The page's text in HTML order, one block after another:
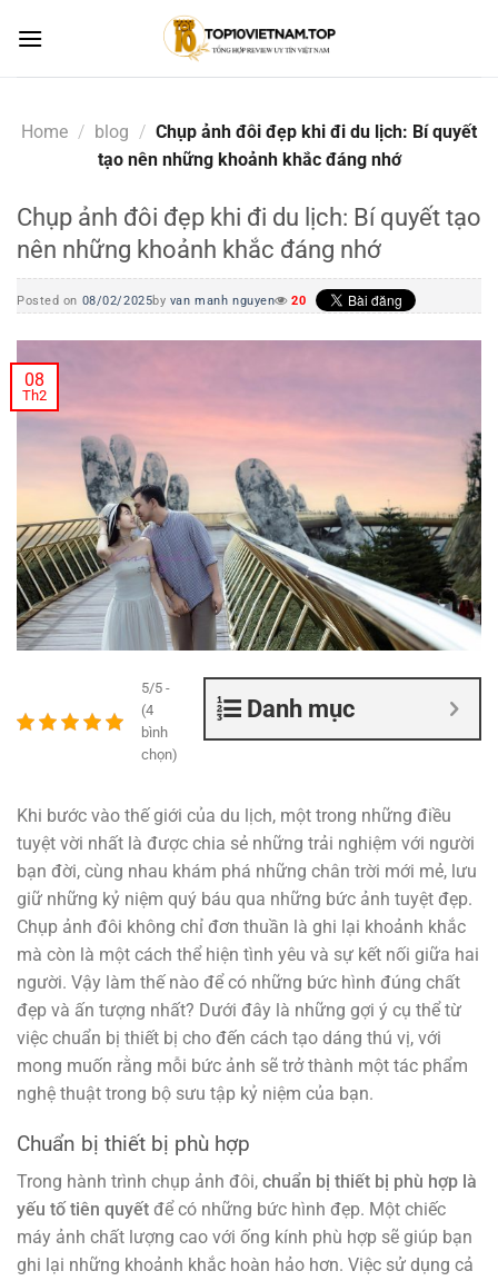
Home / blog / Chụp ảnh đôi đẹp khi đi du lịch: Bí quyết
tạo nên những khoảnh khắc đáng nhớ
Chụp ảnh đôi đẹp khi đi du lịch: Bí quyết tạo
nên những khoảnh khắc đáng nhớ
Posted on 08/02/2025by van manh nguyen 20
08
Th2
Danh mục
5/5 -
(4
bình
chọn)
Khi bước vào thế giới của du lịch, một trong những điều
tuyệt vời nhất là được chia sẻ những trải nghiệm với người
bạn đời, cùng nhau khám phá những chân trời mới mẻ, lưu
giữ những kỷ niệm quý báu qua những bức ảnh tuyệt đẹp.
Chụp ảnh đôi không chỉ đơn thuần là ghi lại khoảnh khắc
mà còn là một cách thể hiện tình yêu và sự kết nối giữa hai
người. Vậy làm thế nào để có những bức hình đúng chất
đẹp và ấn tượng nhất? Dưới đây là những gợi ý cụ thể từ
việc chuẩn bị thiết bị cho đến cách tạo dáng thú vị, với
mong muốn rằng mỗi bức ảnh sẽ trở thành một tác phẩm
nghệ thuật trong bộ sưu tập kỷ niệm của bạn.
Chuẩn bị thiết bị phù hợp
Trong hành trình chụp ảnh đôi, chuẩn bị thiết bị phù hợp là
yếu tố tiên quyết để có những bức hình đẹp. Một chiếc
máy ảnh chất lượng cao với ống kính phù hợp sẽ giúp bạn
ghi lại những khoảnh khắc hoàn hảo hơn. Việc sử dụng cả